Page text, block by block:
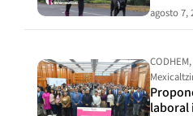
agosto 7,
CODHEM,
laboral